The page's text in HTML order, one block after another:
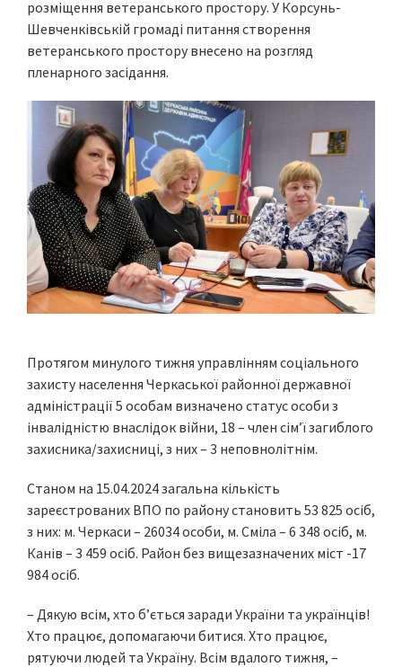
розміщення ветеранського простору. У Корсунь-
Шевченківській громаді питання створення
ветеранського простору внесено на розгляд
пленарного засідання.
Протягом минулого тижня управлінням соціального
захисту населення Черкаської районної державної
адміністрації 5 особам визначено статус особи з
інвалідністю внаслідок війни, 18 – член сім’ї загиблого
захисника/захисниці, з них – 3 неповнолітнім.
Станом на 15.04.2024 загальна кількість
зареєстрованих ВПО по району становить 53 825 осіб,
з них: м. Черкаси – 26034 особи, м. Сміла – 6 348 осіб, м.
Канів – 3 459 осіб. Район без вищезазначених міст -17
984 осіб.
– Дякую всім, хто б’ється заради України та українців!
Хто працює, допомагаючи битися. Хто працює,
рятуючи людей та Україну. Всім вдалого тижня, –